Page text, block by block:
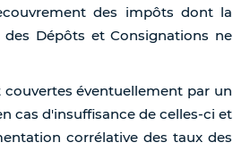
des impôts dont la
Dépôts et Consignations ne
couvertes éventuellement par un
cas d'insuffisance de celles-ci et
corrélative des taux des